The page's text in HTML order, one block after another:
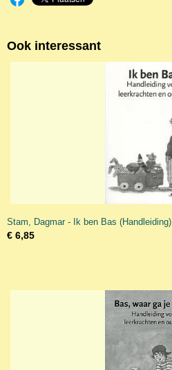
Ook interessant
Stam, Dagmar - Ik ben Bas (Handleiding)
€ 6,85